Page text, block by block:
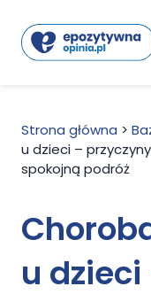
Strona główna >
u dzieci –
spokojną podróż
u